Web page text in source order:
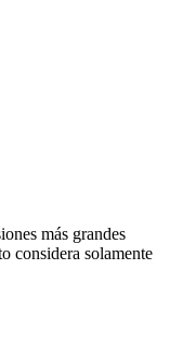
más grandes
considera solamente